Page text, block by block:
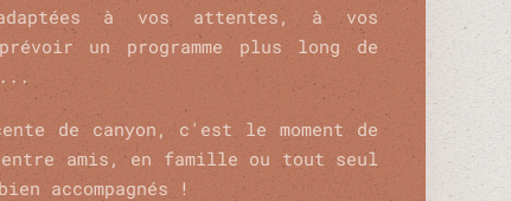
à vos attentes, à vos
un programme plus long de
de canyon, c'est le moment de
amis, en famille ou tout seul
accompagnés !